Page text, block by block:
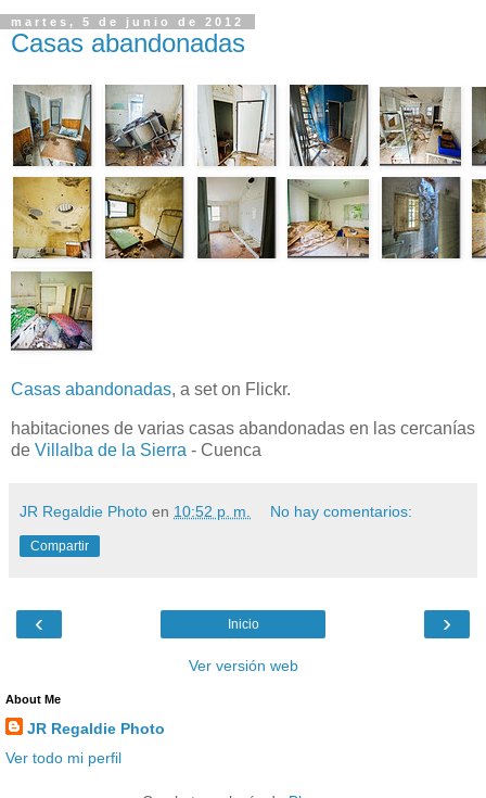
martes, 5 de junio de 2012
Casas abandonadas
Casas abandonadas, a set on Flickr.
habitaciones de varias casas abandonadas en las cercanías
de Villalba de la Sierra - Cuenca
JR Regaldie Photo en 10:52 p. m. No hay comentarios:
Compartir
‹ ›
Inicio
Ver versión web
About Me
JR Regaldie Photo
Ver todo mi perfil